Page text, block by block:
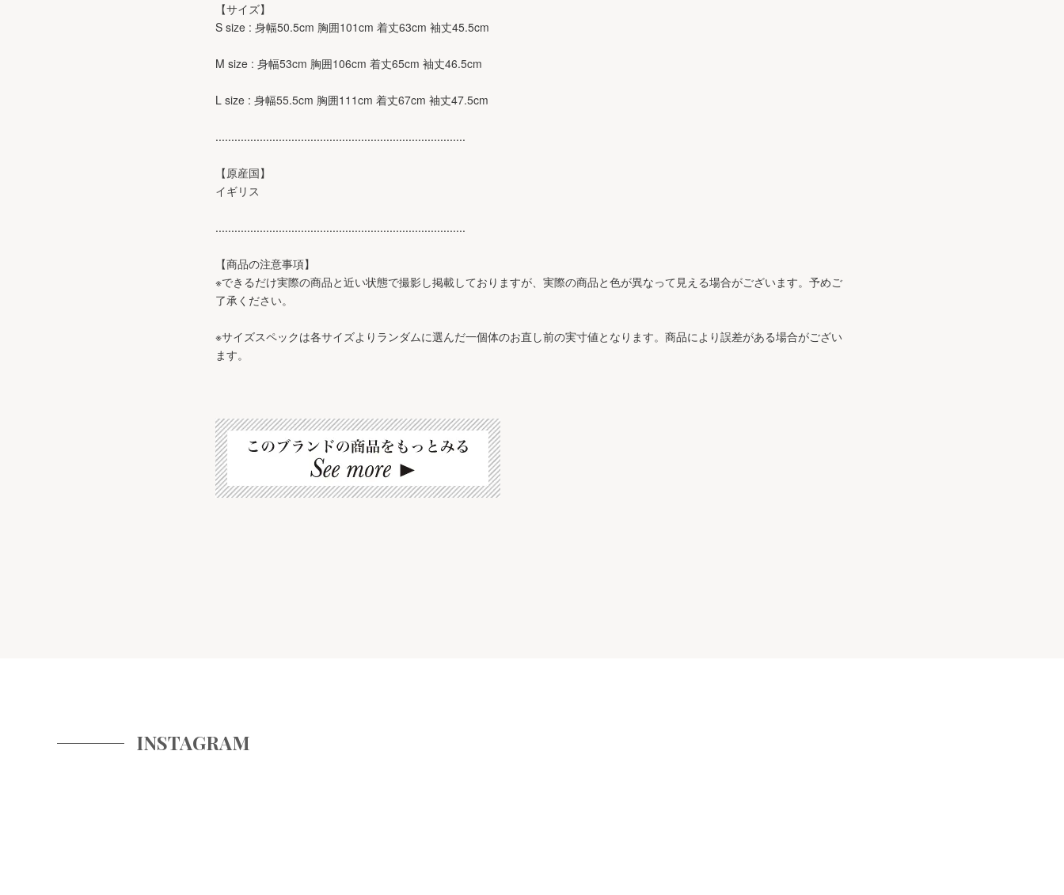
【サイズ】
S size : 身幅50.5cm 胸囲101cm 着丈63cm 袖丈45.5cm
M size : 身幅53cm 胸囲106cm 着丈65cm 袖丈46.5cm
L size : 身幅55.5cm 胸囲111cm 着丈67cm 袖丈47.5cm
...............................................................................
【原産国】
イギリス
...............................................................................
【商品の注意事項】
※できるだけ実際の商品と近い状態で撮影し掲載しておりますが、実際の商品と色が異なって見える場合がございます。予めご
了承ください。
※サイズスペックは各サイズよりランダムに選んだ一個体のお直し前の実寸値となります。商品により誤差がある場合がござい
ます。
INSTAGRAM